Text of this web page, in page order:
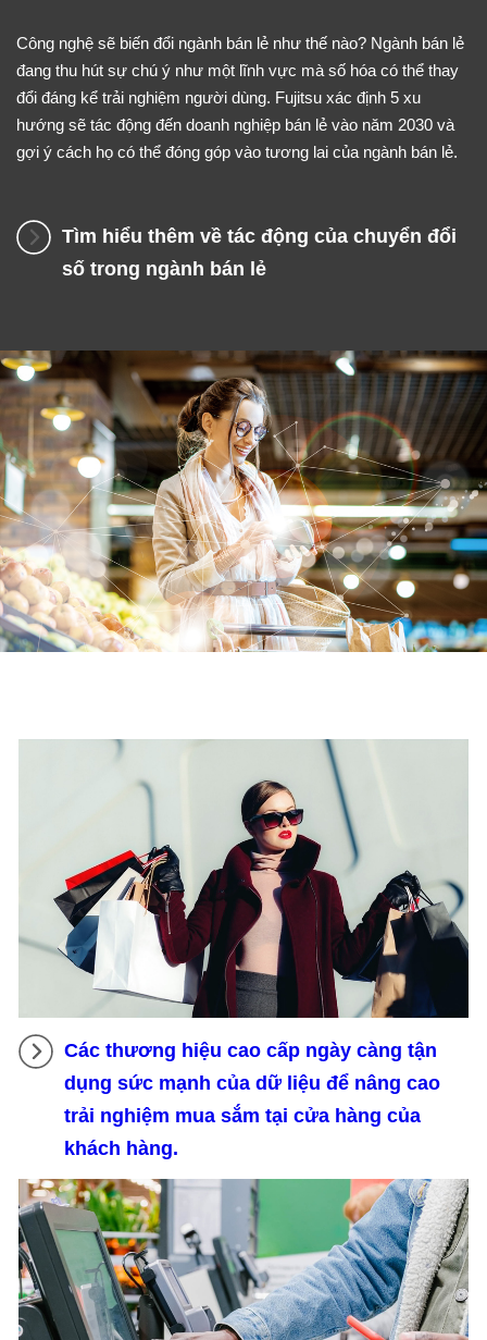
Công nghệ sẽ biến đổi ngành bán lẻ như thế nào? Ngành bán lẻ
đang thu hút sự chú ý như một lĩnh vực mà số hóa có thể thay
đổi đáng kể trải nghiệm người dùng. Fujitsu xác định 5 xu
hướng sẽ tác động đến doanh nghiệp bán lẻ vào năm 2030 và
gợi ý cách họ có thể đóng góp vào tương lai của ngành bán lẻ.
Tìm hiểu thêm về tác động của chuyển đổi
số trong ngành bán lẻ
Các thương hiệu cao cấp ngày càng tận
dụng sức mạnh của dữ liệu để nâng cao
trải nghiệm mua sắm tại cửa hàng của
khách hàng.